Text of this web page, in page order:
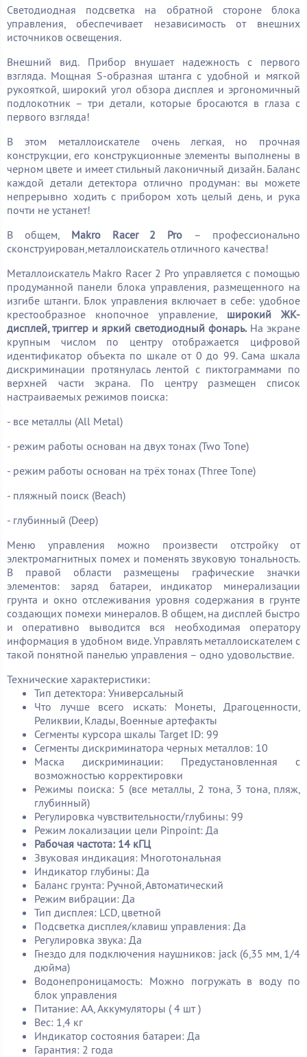
Светодиодная подсветка на обратной стороне блока
управления, обеспечивает независимость от внешних
источников освещения.
Внешний вид. Прибор внушает надежность с первого
взгляда. Мощная S-образная штанга с удобной и мягкой
рукояткой, широкий угол обзора дисплея и эргономичный
подлокотник – три детали, которые бросаются в глаза с
первого взгляда!
В этом металлоискателе очень легкая, но прочная
конструкции, его конструкционные элементы выполнены в
черном цвете и имеет стильный лаконичный дизайн. Баланс
каждой детали детектора отлично продуман: вы можете
непрерывно ходить с прибором хоть целый день, и рука
почти не устанет!
В общем, Makro Racer 2 Pro – профессионально
сконструирован,металлоискатель отличного качества!
Металлоискатель Makro Racer 2 Pro управляется с помощью
продуманной панели блока управления, размещенного на
изгибе штанги. Блок управления включает в себе: удобное
крестообразное кнопочное управление, широкий ЖК-
дисплей, триггер и яркий светодиодный фонарь.На экране
крупным числом по центру отображается цифровой
идентификатор объекта по шкале от 0 до 99. Сама шкала
дискриминации протянулась лентой с пиктограммами по
верхней части экрана. По центру размещен список
настраиваемых режимов поиска:
- все металлы (All Metal)
- режим работы основан на двух тонах (Two Tone)
- режим работы основан на трёх тонах (Three Tone)
- пляжный поиск (Beach)
- глубинный (Deep)
Меню управления можно произвести отстройку от
электромагнитных помех и поменять звуковую тональность.
В правой области размещены графические значки
элементов: заряд батареи, индикатор минерализации
грунта и окно отслеживания уровня содержания в грунте
создающих помехи минералов. В общем, на дисплей быстро
и оперативно выводится вся необходимая оператору
информация в удобном виде. Управлять металлоискателем с
такой понятной панелью управления – одно удовольствие.
Технические характеристики:
Тип детектора: Универсальный
Что лучше всего искать: Монеты, Драгоценности,
Реликвии, Клады, Военные артефакты
Сегменты курсора шкалы Target ID: 99
Сегменты дискриминатора черных металлов: 10
Маска дискриминации: Предустановленная с
возможностью корректировки
Режимы поиска: 5 (все металлы, 2 тона, 3 тона, пляж,
глубинный)
Регулировка чувствительности/глубины: 99
Режим локализации цели Pinpoint: Да
Рабочая частота: 14 кГЦ
Звуковая индикация: Многотональная
Индикатор глубины: Да
Баланс грунта: Ручной, Автоматический
Режим вибрации: Да
Тип дисплея: LCD, цветной
Подсветка дисплея/клавиш управления: Да
Регулировка звука: Да
Гнездо для подключения наушников: jack (6,35 мм, 1/4
дюйма)
Водонепроницамость: Можно погружать в воду по
блок управления
Питание: AA, Аккумуляторы ( 4 шт )
Вес: 1,4 кг
Индикатор состояния батареи: Да
Гарантия: 2 года